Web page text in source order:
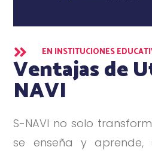
 EN INSTITUCIONES
Ventajas de
NAVI
S-NAVI no solo
se enseña y aprende,